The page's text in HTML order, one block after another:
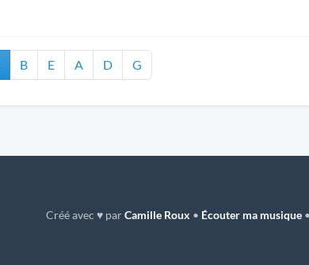
B E A D G
Créé avec ♥ parCamille Roux • Écouter ma musique •